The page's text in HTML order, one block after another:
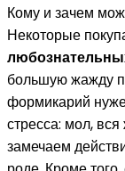
Кому и зачем
Некоторые
большую жажду
формикарий
стресса: мол,
замечаем